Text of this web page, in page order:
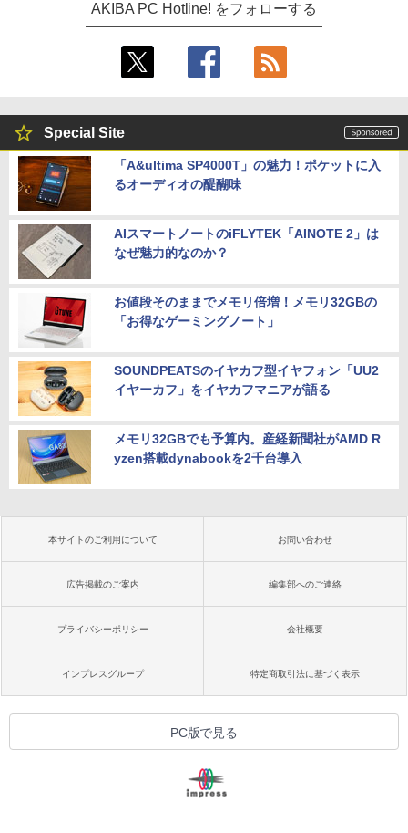
AKIBA PC Hotline! をフォローする
Special Site
「A&ultima SP4000T」の魅力！ポケットに入
るオーディオの醍醐味
AIスマートノートのiFLYTEK「AINOTE 2」は
なぜ魅力的なのか？
お値段そのままでメモリ倍増！メモリ32GBの
「お得なゲーミングノート」
SOUNDPEATSのイヤカフ型イヤフォン「UU2
イヤーカフ」をイヤカフマニアが語る
メモリ32GBでも予算内。産経新聞社がAMD R
yzen搭載dynabookを2千台導入
本サイトのご利用について お問い合わせ
広告掲載のご案内 編集部へのご連絡
プライバシーポリシー 会社概要
インプレスグループ 特定商取引法に基づく表示
PC版で見る